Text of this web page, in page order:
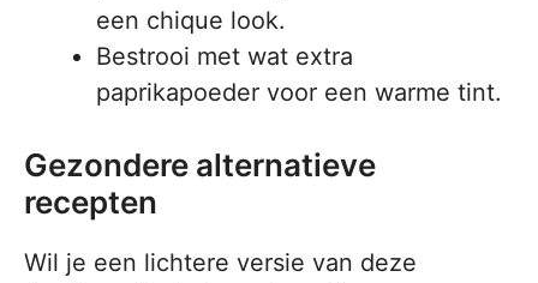
een chique look.
Bestrooi met wat extra
paprikapoeder voor een warme tint.
Gezondere alternatieve
recepten
Wil je een lichtere versie van deze